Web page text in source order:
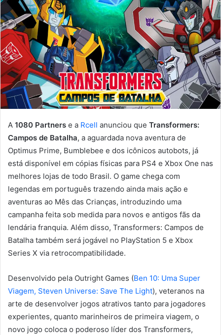
A 1080 Partners e a Rcell anunciou que Transformers:
Campos de Batalha, a aguardada nova aventura de
Optimus Prime, Bumblebee e dos icônicos autobots, já
está disponível em cópias físicas para PS4 e Xbox One nas
melhores lojas de todo Brasil. O game chega com
legendas em português trazendo ainda mais ação e
aventuras ao Mês das Crianças, introduzindo uma
campanha feita sob medida para novos e antigos fãs da
lendária franquia. Além disso, Transformers: Campos de
Batalha também será jogável no PlayStation 5 e Xbox
Series X via retrocompatibilidade.
Desenvolvido pela Outright Games (Ben 10: Uma Super
Viagem, Steven Universe: Save The Light), veteranos na
arte de desenvolver jogos atrativos tanto para jogadores
experientes, quanto marinheiros de primeira viagem, o
novo jogo coloca o poderoso líder dos Transformers,